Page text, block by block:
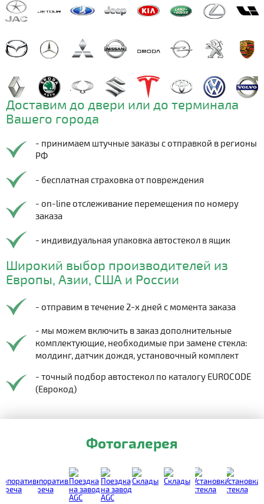
Доставим до двери или до терминала
Вашего города
- принимаем штучные заказы с отправкой в регионы
РФ
- бесплатная страховка от повреждения
- on-line отслеживание перемещения по номеру
заказа
- индивидуальная упаковка автостекол в ящик
Широкий выбор производителей из
Европы, Азии, США и России
- отправим в течение 2-х дней с момента заказа
- мы можем включить в заказ дополнительные
комплектующие, необходимые при замене стекла:
молдинг, датчик дождя, установочный комплект
- точный подбор автостекол по каталогу EUROCODE
(Еврокод)
Фотогалерея